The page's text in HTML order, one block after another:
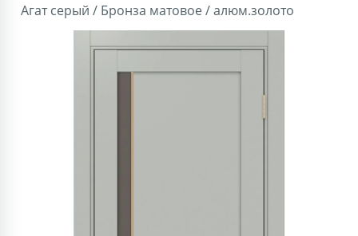
Агат серый / Бронза матовое / алюм.золото